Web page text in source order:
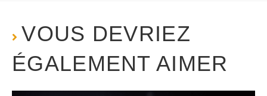
VOUS DEVRIEZ
ÉGALEMENT AIMER